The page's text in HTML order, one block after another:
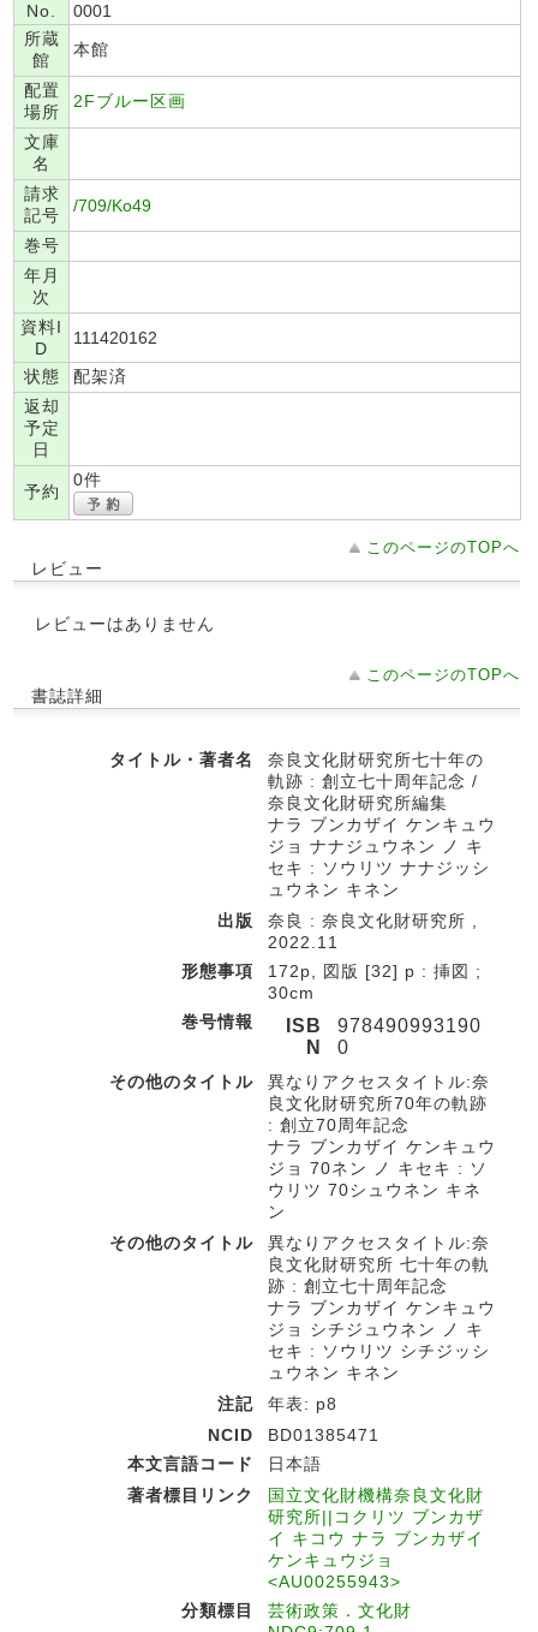
No.
0001
所蔵
館
本館
配置
場所
2Fブルー区画
文庫
名
請求
記号
/709/Ko49
巻号
年月
次
資料I
D
111420162
状態
配架済
返却
予定
日
予約
0件
このページのTOPへ
レビュー
レビューはありません
このページのTOPへ
書誌詳細
タイトル・著者名
奈良文化財研究所七十年の
軌跡 : 創立七十周年記念 /
奈良文化財研究所編集
ナラ ブンカザイ ケンキュウ
ジョ ナナジュウネン ノ キ
セキ : ソウリツ ナナジッシ
ュウネン キネン
出版
奈良 : 奈良文化財研究所 ,
2022.11
形態事項
172p, 図版 [32] p : 挿図 ;
30cm
巻号情報
ISB
N
978490993190
0
その他のタイトル
異なりアクセスタイトル:奈
良文化財研究所70年の軌跡
: 創立70周年記念
ナラ ブンカザイ ケンキュウ
ジョ 70ネン ノ キセキ : ソ
ウリツ 70シュウネン キネ
ン
その他のタイトル
異なりアクセスタイトル:奈
良文化財研究所 七十年の軌
跡 : 創立七十周年記念
ナラ ブンカザイ ケンキュウ
ジョ シチジュウネン ノ キ
セキ : ソウリツ シチジッシ
ュウネン キネン
注記
年表: p8
NCID
BD01385471
本文言語コード
日本語
著者標目リンク
国立文化財機構奈良文化財
研究所||コクリツ ブンカザ
イ キコウ ナラ ブンカザイ
ケンキュウジョ
<AU00255943>
分類標目
芸術政策．文化財